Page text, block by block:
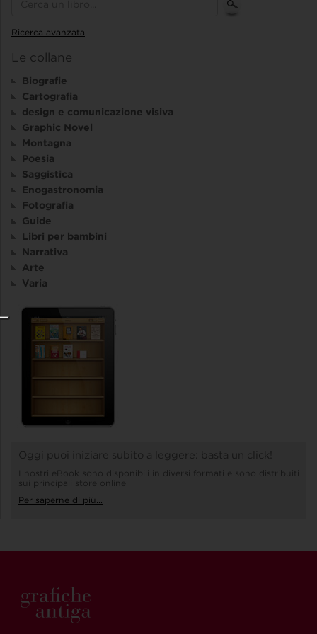
Ricerca avanzata
Le collane
Biografie
Cartografia
design e comunicazione visiva
Graphic Novel
Montagna
Poesia
Saggistica
Enogastronomia
Fotografia
Guide
Libri per bambini
Narrativa
Arte
Varia
Oggi puoi iniziare subito a leggere: basta un click!
I nostri eBook sono disponibili in diversi formati e sono distribuiti
sui principali store online
Per saperne di più...